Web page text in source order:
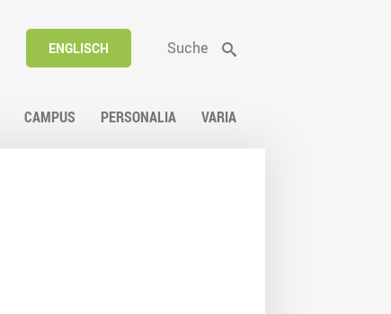
ENGLISCH Suche
CAMPUS PERSONALIA VARIA